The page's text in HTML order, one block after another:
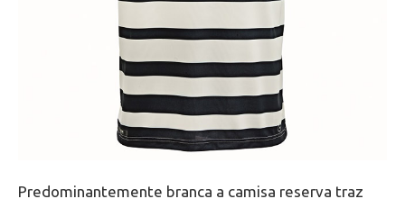
Predominantemente branca a camisa reserva traz